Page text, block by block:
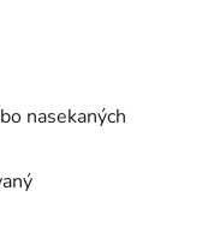
nasekaných